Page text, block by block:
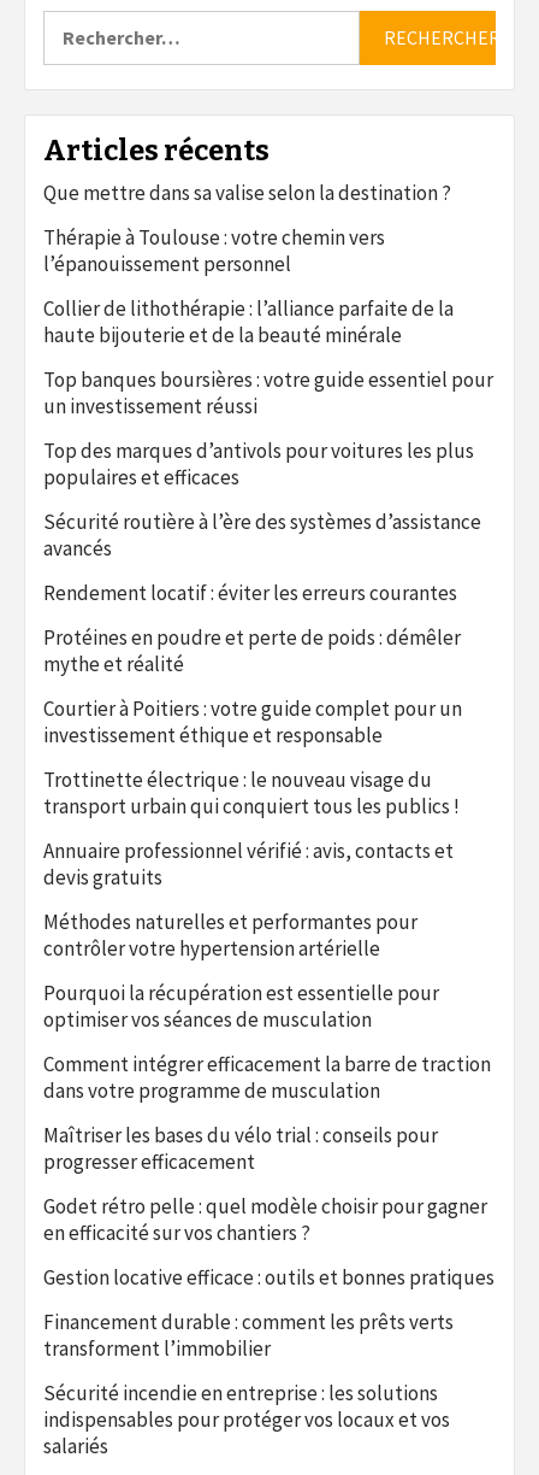
Articles récents
Que mettre dans sa valise selon la destination ?
Thérapie à Toulouse : votre chemin vers
l’épanouissement personnel
Collier de lithothérapie : l’alliance parfaite de la
haute bijouterie et de la beauté minérale
Top banques boursières : votre guide essentiel pour
un investissement réussi
Top des marques d’antivols pour voitures les plus
populaires et efficaces
Sécurité routière à l’ère des systèmes d’assistance
avancés
Rendement locatif : éviter les erreurs courantes
Protéines en poudre et perte de poids : démêler
mythe et réalité
Courtier à Poitiers : votre guide complet pour un
investissement éthique et responsable
Trottinette électrique : le nouveau visage du
transport urbain qui conquiert tous les publics !
Annuaire professionnel vérifié : avis, contacts et
devis gratuits
Méthodes naturelles et performantes pour
contrôler votre hypertension artérielle
Pourquoi la récupération est essentielle pour
optimiser vos séances de musculation
Comment intégrer efficacement la barre de traction
dans votre programme de musculation
Maîtriser les bases du vélo trial : conseils pour
progresser efficacement
Godet rétro pelle : quel modèle choisir pour gagner
en efficacité sur vos chantiers ?
Gestion locative efficace : outils et bonnes pratiques
Financement durable : comment les prêts verts
transforment l’immobilier
Sécurité incendie en entreprise : les solutions
indispensables pour protéger vos locaux et vos
salariés